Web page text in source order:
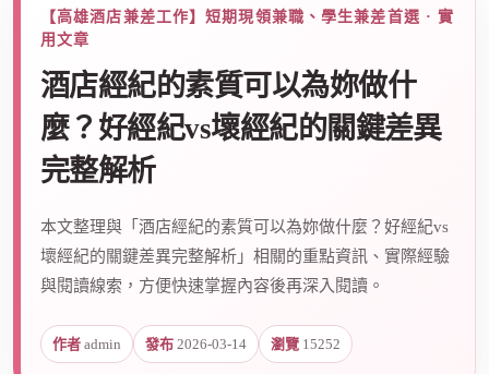
› ›
【高雄酒店兼差工作】短期現領兼職、學生兼差首選 · 實
用文章
酒店經紀的素質可以為妳做什
麼？好經紀vs壞經紀的關鍵差異
完整解析
本文整理與「酒店經紀的素質可以為妳做什麼？好經紀vs
壞經紀的關鍵差異完整解析」相關的重點資訊、實際經驗
與閱讀線索，方便快速掌握內容後再深入閱讀。
作者 admin 發布 2026-03-14 瀏覽 15252